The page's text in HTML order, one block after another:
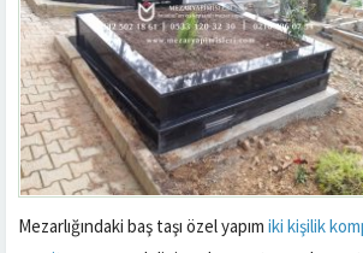
Mezarlığındaki baş taşı özel yapım iki kişilik